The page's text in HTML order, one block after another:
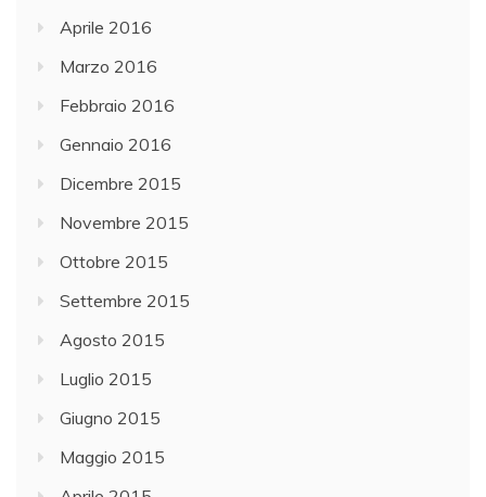
Aprile 2016
Marzo 2016
Febbraio 2016
Gennaio 2016
Dicembre 2015
Novembre 2015
Ottobre 2015
Settembre 2015
Agosto 2015
Luglio 2015
Giugno 2015
Maggio 2015